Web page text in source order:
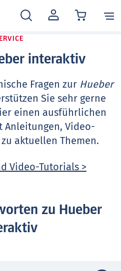
MEIN
KONTO
interaktiv
Fragen zur Hueber
Sie sehr gerne
einen ausführlichen
Anleitungen, Video-
aktuellen Themen.
Video-Tutorials >
zu Hueber